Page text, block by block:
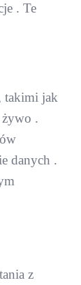
. Te
takimi jak
.
danych .
z